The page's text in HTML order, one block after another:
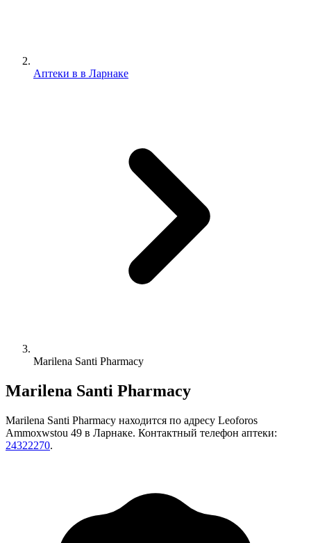
Аптеки в в Ларнаке
Marilena Santi Pharmacy
Marilena Santi Pharmacy
Marilena Santi Pharmacy находится по адресу Leoforos
Ammoxwstou 49 в Ларнаке. Контактный телефон аптеки:
24322270.